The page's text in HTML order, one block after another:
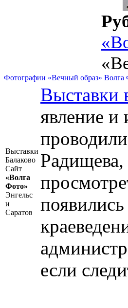
Фотографии «Вечный образ» Волга
Выставки
Балаково
Сайт
«Волга
Фото»
Энгельс
и
Саратов
Выставки
явление и
если